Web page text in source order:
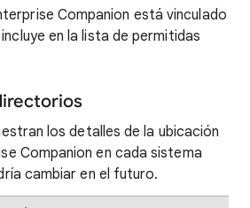
Companion está vinculado
en la lista de permitidas
los detalles de la ubicación
Companion en cada sistema
cambiar en el futuro.